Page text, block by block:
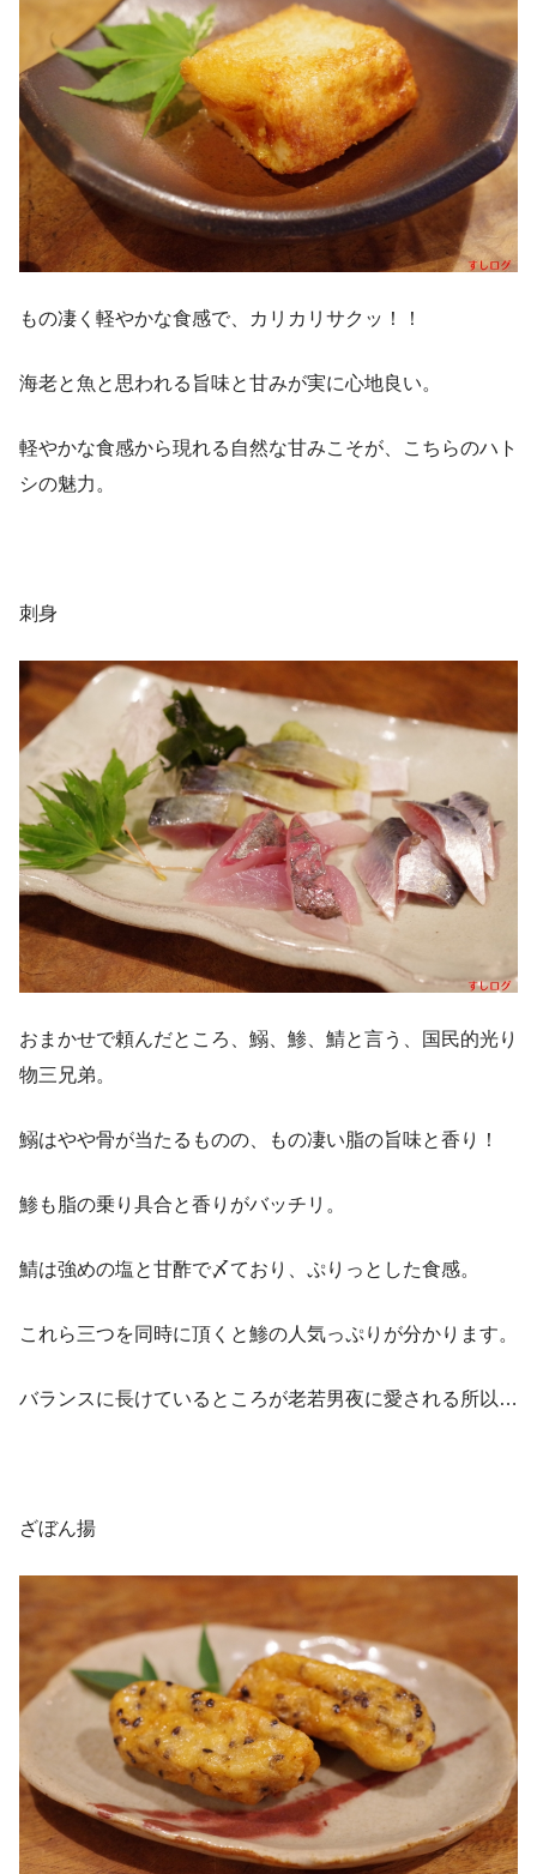
もの凄く軽やかな食感で、カリカリサクッ！！
海老と魚と思われる旨味と甘みが実に心地良い。
軽やかな食感から現れる自然な甘みこそが、こちらのハト
シの魅力。
刺身
おまかせで頼んだところ、鰯、鯵、鯖と言う、国民的光り
物三兄弟。
鰯はやや骨が当たるものの、もの凄い脂の旨味と香り！
鯵も脂の乗り具合と香りがバッチリ。
鯖は強めの塩と甘酢で〆ており、ぷりっとした食感。
これら三つを同時に頂くと鯵の人気っぷりが分かります。
バランスに長けているところが老若男夜に愛される所以…
ざぼん揚